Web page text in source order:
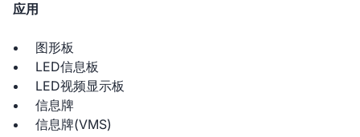
应用
图形板
LED信息板
LED视频显示板
信息牌
信息牌(VMS)